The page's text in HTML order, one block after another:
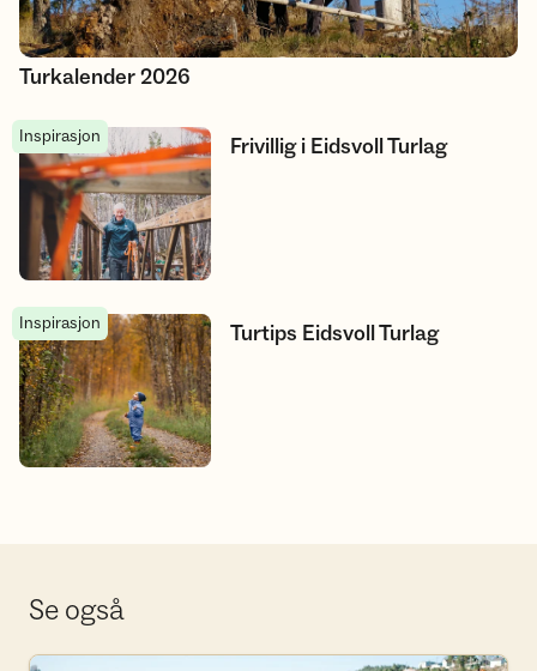
Turkalender 2026
Frivillig i Eidsvoll Turlag
Inspirasjon Frivillig i Eidsvoll Turlag
Turtips Eidsvoll Turlag
Inspirasjon Turtips Eidsvoll Turlag
Se også